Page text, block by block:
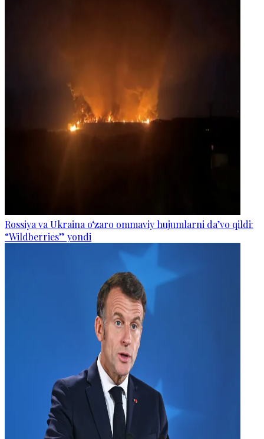
Rossiya va Ukraina o‘zaro ommaviy hujumlarni da’vo qildi:
“Wildberries” yondi